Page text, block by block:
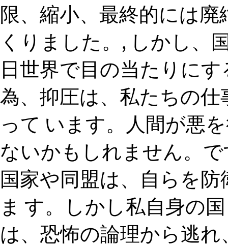
限、縮小、最終的には
くりました。, しかし、
日世界で目の当たりに
為、抑圧は、私たちの
って います。人間が悪
ないかもしれません。
国家や同盟は、自らを
ま す。しかし私自身の
は、恐怖の論理から逃